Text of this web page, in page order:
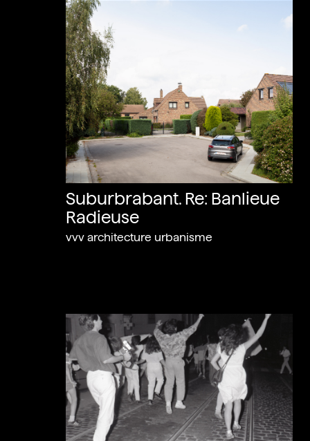
Suburbrabant. Re: Banlieue
Radieuse
vvv architecture urbanisme